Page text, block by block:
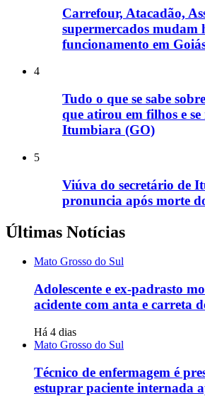
Carrefour, Atacadão,
supermercados mudam
funcionamento em
4
Tudo o que se sabe
que atirou em filhos e
Itumbiara (GO)
5
Viúva do secretário de
pronuncia após morte
Últimas Notícias
Mato Grosso do Sul
Adolescente e ex-padrasto
acidente com anta e carreta
Há 4 dias
Mato Grosso do Sul
Técnico de enfermagem é
estuprar paciente internada